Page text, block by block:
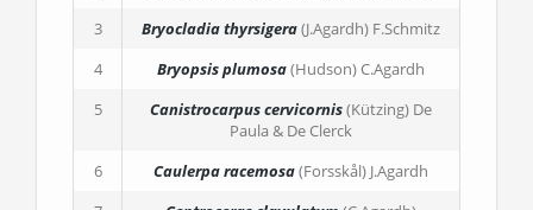
3
Bryocladia thyrsigera(J.Agardh) F.Schmitz
4
Bryopsis plumosa(Hudson) C.Agardh
5
Canistrocarpus cervicornis(Kützing) De
Paula & De Clerck
6
Caulerpa racemosa(Forsskål) J.Agardh